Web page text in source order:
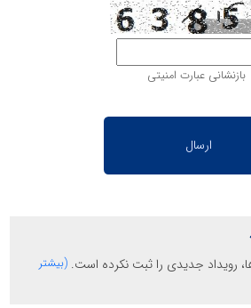
بازنشانی عبارت امنیتی
رویداد جدیدی را ثبت نکرده است. (بیشتر